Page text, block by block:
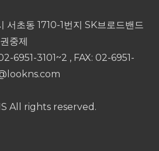
서초동 1710-1번지 SK브로드밴드
중제
6951-3101~2 , FAX: 02-6951-
All rights reserved.